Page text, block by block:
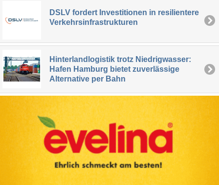
DSLV fordert Investitionen in resilientere
Verkehrsinfrastrukturen
Hinterlandlogistik trotz Niedrigwasser:
Hafen Hamburg bietet zuverlässige
Alternative per Bahn